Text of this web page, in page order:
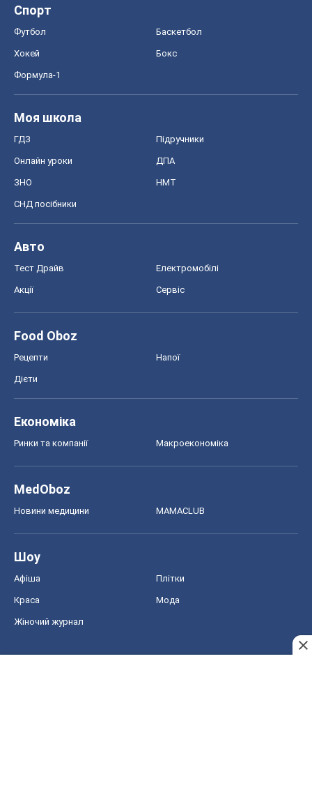
Спорт
Футбол Баскетбол
Хокей Бокс
Формула-1
Моя школа
ГДЗ Підручники
Онлайн уроки ДПА
ЗНО НМТ
СНД посібники
Авто
Тест Драйв Електромобілі
Акції Сервіс
Food Oboz
Рецепти Напої
Дієти
Економіка
Ринки та компанії Макроекономіка
MedOboz
Новини медицини MAMACLUB
Шоу
Афіша Плітки
Краса Мода
Жіночий журнал